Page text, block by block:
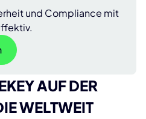
und Compliance mit
AUF DER
WELTWEIT